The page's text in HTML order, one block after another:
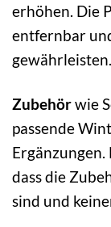
erhöhen. Die
entfernbar
gewährleisten.
Zubehörwie
passende
dass die
sind und